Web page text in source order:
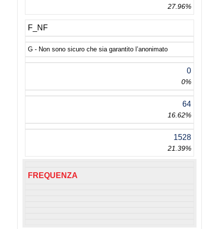
27.96%
F_NF
G - Non sono sicuro che sia garantito l’anonimato
0
0%
64
16.62%
1528
21.39%
FREQUENZA